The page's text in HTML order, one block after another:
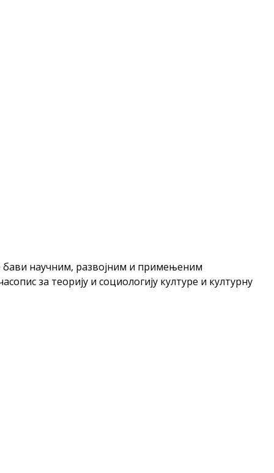
бави научним, развојним и примењеним
за теорију и социологију културе и културну